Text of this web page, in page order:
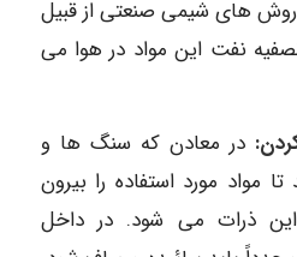
روش های شیمی صنعتی از قبیل
نفت این مواد در هوا می
در معادن که سنگ ها و
مواد مورد استفاده را بیرون
این ذرات می شود. در داخل